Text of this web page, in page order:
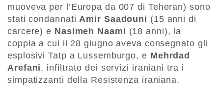
muoveva per l’Europa da 007 di Teheran) sono
stati condannati Amir Saadouni (15 anni di
carcere) e Nasimeh Naami (18 anni), la
coppia a cui il 28 giugno aveva consegnato gli
esplosivi Tatp a Lussemburgo, e Mehrdad
Arefani, infiltrato dei servizi iraniani tra i
simpatizzanti della Resistenza iraniana.